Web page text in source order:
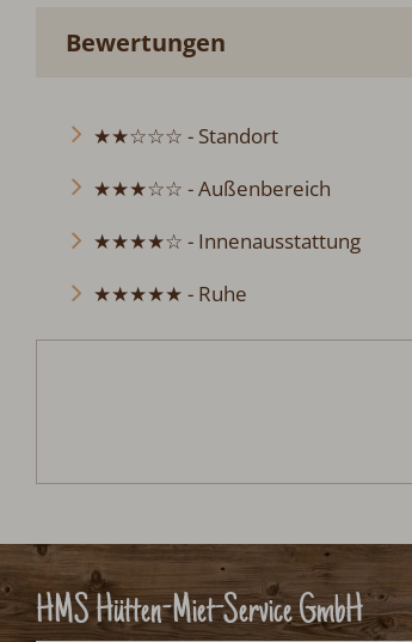
★★★☆☆ - Außenbereich
★★★★☆ - Innenausstattung
★★★★★ - Ruhe
HMS Hütten-Miet-Service GmbH